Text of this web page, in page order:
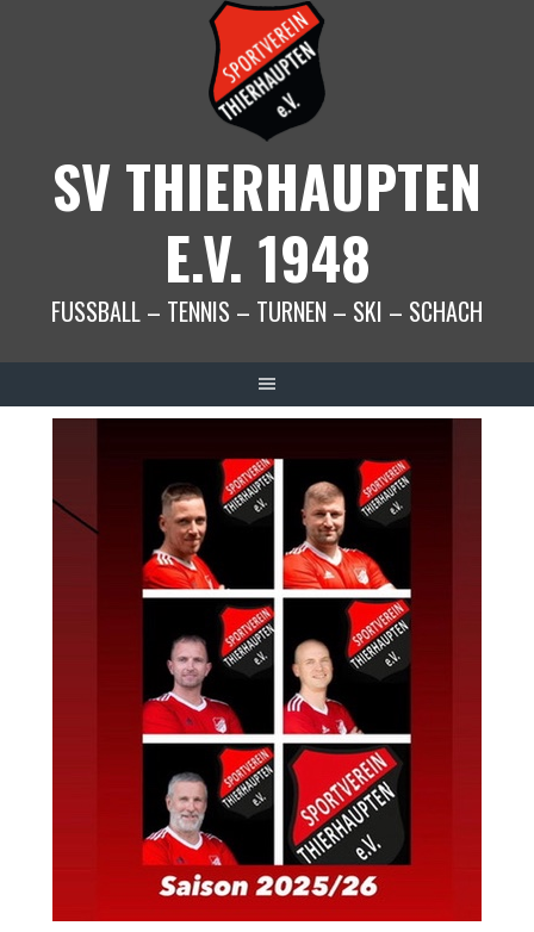
SV THIERHAUPTEN
E.V. 1948
FUSSBALL – TENNIS – TURNEN – SKI – SCHACH